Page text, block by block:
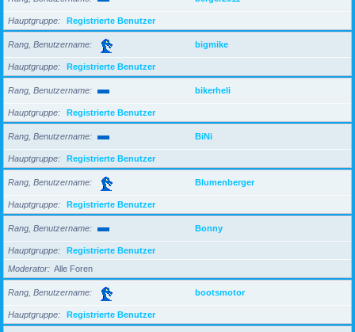
Hauptgruppe Registrierte Benutzer
Rang, Benutzername bigmike
Hauptgruppe Registrierte Benutzer
Rang, Benutzername bikerheli
Hauptgruppe Registrierte Benutzer
Rang, Benutzername BiNi
Hauptgruppe Registrierte Benutzer
Rang, Benutzername Blumenberger
Hauptgruppe Registrierte Benutzer
Rang, Benutzername Bonny
Hauptgruppe
Registrierte Benutzer
Moderator
Alle Foren
Rang, Benutzername bootsmotor
Hauptgruppe Registrierte Benutzer